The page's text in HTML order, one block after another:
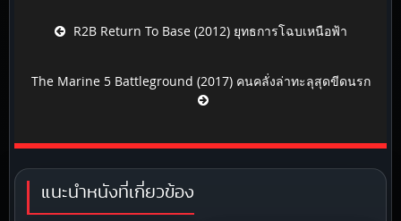
Post navigationR2B Return To Base (2012) ยุทธการโฉบเหนือฟ้า
The Marine 5 Battleground (2017) คนคลั่งล่าทะลุสุดขีดนรก
แนะนำหนังที่เกี่ยวข้อง